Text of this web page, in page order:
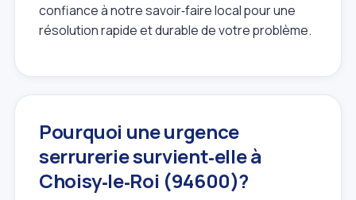
confiance à notre savoir‑faire local pour une
résolution rapide et durable de votre problème.
Pourquoi une urgence
serrurerie survient‑elle à
Choisy‑le‑Roi (94600)?